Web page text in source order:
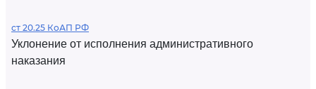
ст 20.25 КоАП РФ
Уклонение от исполнения административного
наказания